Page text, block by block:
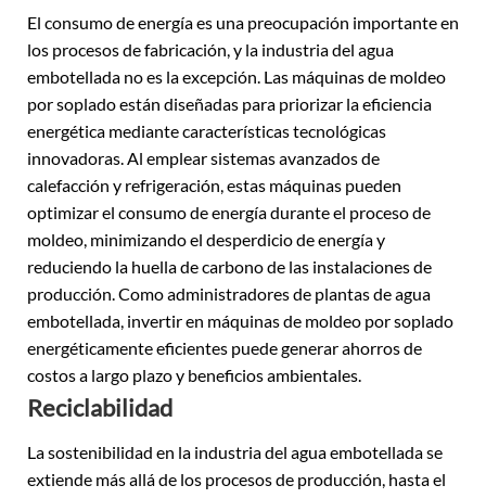
El consumo de energía es una preocupación importante en
los procesos de fabricación, y la industria del agua
embotellada no es la excepción. Las máquinas de moldeo
por soplado están diseñadas para priorizar la eficiencia
energética mediante características tecnológicas
innovadoras. Al emplear sistemas avanzados de
calefacción y refrigeración, estas máquinas pueden
optimizar el consumo de energía durante el proceso de
moldeo, minimizando el desperdicio de energía y
reduciendo la huella de carbono de las instalaciones de
producción. Como administradores de plantas de agua
embotellada, invertir en máquinas de moldeo por soplado
energéticamente eficientes puede generar ahorros de
costos a largo plazo y beneficios ambientales.
Reciclabilidad
La sostenibilidad en la industria del agua embotellada se
extiende más allá de los procesos de producción, hasta el